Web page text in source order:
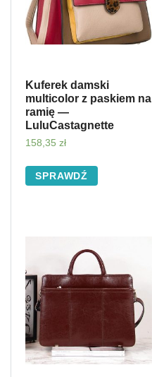
Kuferek damski
multicolor z paskiem na
ramię —
LuluCastagnette
158,35 zł
SPRAWDŹ